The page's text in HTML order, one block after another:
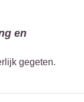
en
gegeten.